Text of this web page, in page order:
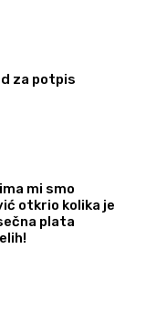
za potpis
mi smo
otkrio kolika je
plata